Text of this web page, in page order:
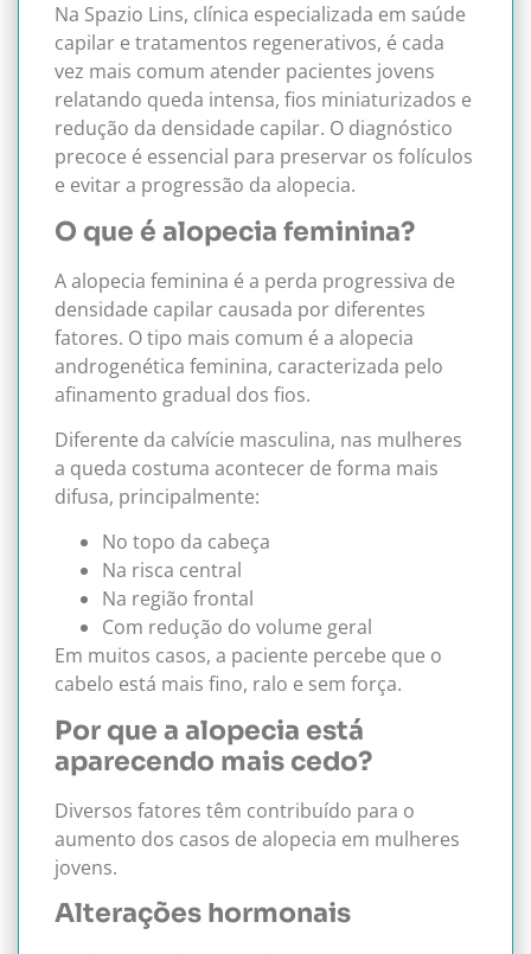
Na Spazio Lins, clínica especializada em saúde
capilar e tratamentos regenerativos, é cada
vez mais comum atender pacientes jovens
relatando queda intensa, fios miniaturizados e
redução da densidade capilar. O diagnóstico
precoce é essencial para preservar os folículos
e evitar a progressão da alopecia.
O que é alopecia feminina?
A alopecia feminina é a perda progressiva de
densidade capilar causada por diferentes
fatores. O tipo mais comum é a alopecia
androgenética feminina, caracterizada pelo
afinamento gradual dos fios.
Diferente da calvície masculina, nas mulheres
a queda costuma acontecer de forma mais
difusa, principalmente:
No topo da cabeça
Na risca central
Na região frontal
Com redução do volume geral
Em muitos casos, a paciente percebe que o
cabelo está mais fino, ralo e sem força.
Por que a alopecia está
aparecendo mais cedo?
Diversos fatores têm contribuído para o
aumento dos casos de alopecia em mulheres
jovens.
Alterações hormonais